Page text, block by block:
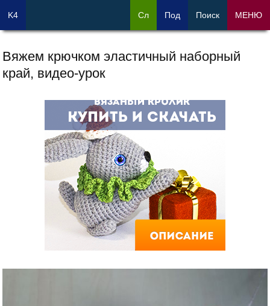
Вяжем крючком эластичный наборный
край, видео-урок
K4 Сл Под Поиск МЕНЮ